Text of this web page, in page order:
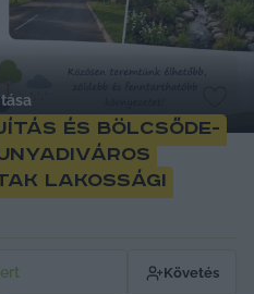
és bölcsőde-
lakossági
Követés